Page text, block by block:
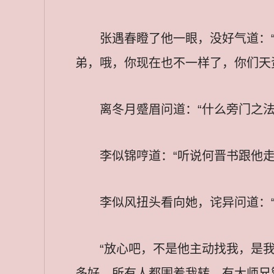
张遇春瞪了他一眼，没好气道
弟，哦，你现在也不一样了，你们
离冬月蹙眉问道：“什么旁门之
李似锦哼道：“听说何晋书跟他
李似风扭头看向她，诧异问道
“放心吧，不是他主动找我，是